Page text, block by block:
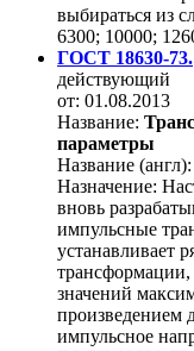
выбираться из
6300; 10000;
ГОСТ 18630-73.
действующий
от: 01.08.2013
Название:
параметры
Название (англ):
Назначение:
вновь
импульсные
устанавливает
трансформации,
значений
произведением
импульсное